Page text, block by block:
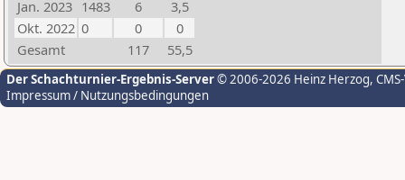
Jan. 2023 1483 6
3,5
Okt. 2022 0 0
0
Gesamt
117 55,5
Der Schachturnier-Ergebnis-Server© 2006-2026 Heinz Herzog,
Impressum / Nutzungsbedingungen